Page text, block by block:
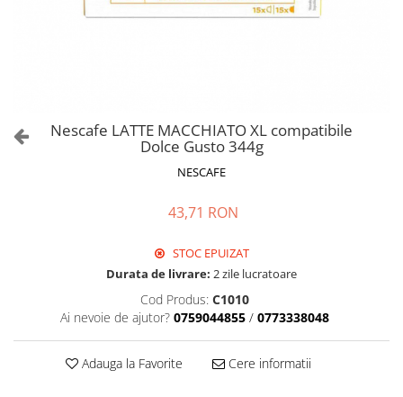
Nescafe LATTE MACCHIATO XL compatibile
Dolce Gusto 344g
NESCAFE
43,71 RON
STOC EPUIZAT
Durata de livrare: 2 zile lucratoare
Cod Produs: C1010
Ai nevoie de ajutor? 0759044855 / 0773338048
Adauga la Favorite Cere informatii